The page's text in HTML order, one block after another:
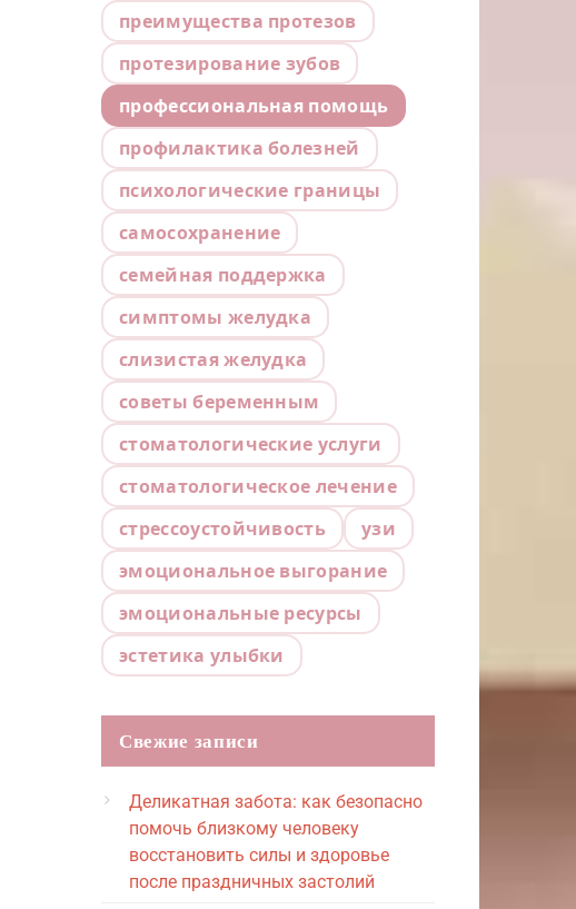
преимущества протезов
протезирование зубов
профессиональная помощь
профилактика болезней
психологические границы
самосохранение
семейная поддержка
симптомы желудка
слизистая желудка
советы беременным
стоматологические услуги
стоматологическое лечение
стрессоустойчивость
узи
эмоциональное выгорание
эмоциональные ресурсы
эстетика улыбки
Свежие записи
Деликатная забота: как безопасно
помочь близкому человеку
восстановить силы и здоровье
после праздничных застолий